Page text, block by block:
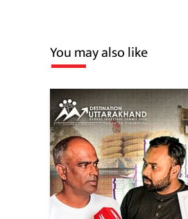
You may also like